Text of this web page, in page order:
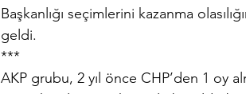
Başkanlığı seçimlerini kazanma
geldi.
***
AKP grubu, 2 yıl önce CHP’den 1 oy